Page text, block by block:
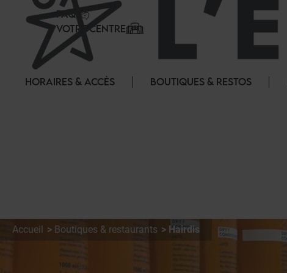
FAQ
VOTRE CENTRE
HORAIRES & ACCÈS BOUTIQUES & RESTOS
Accueil Boutiques & restaurants Hairdis
Panneau de gestion des cookies